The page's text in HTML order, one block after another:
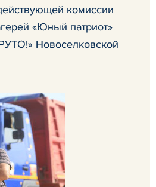
комиссии
«Юный патриот»
Новоселковской